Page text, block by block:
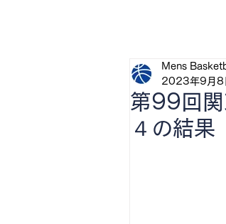
第99回
４の結果
Mens
2023年9月8